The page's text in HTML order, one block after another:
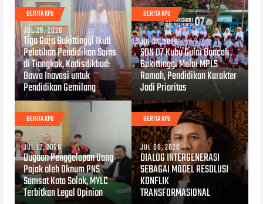
BERITA KPU
JUL 26, 2026
Tiga Guru Bukittinggi Ikuti
Pelatihan Pendidikan Sains
di Tiongkok, Kadisdikbud:
Bawa Inovasi untuk
Pendidikan Gemilang
BERITA KPU
JUL 14, 2026
SDN 07 Kubu Gulai Bancah
Bukittinggi Mulai MPLS
Ramah, Pendidikan Karakter
Jadi Prioritas
BERITA KPU
JUL 12, 2026
Dugaan Penggelapan Uang
Pajak oleh Oknum PNS
Samsat Kota Solok, MYLC
Terbitkan Legal Opinion
BERITA KPU
JUL 06, 2026
DIALOG INTERGENERASI
SEBAGAI MODEL RESOLUSI
KONFLIK
TRANSFORMASIONAL